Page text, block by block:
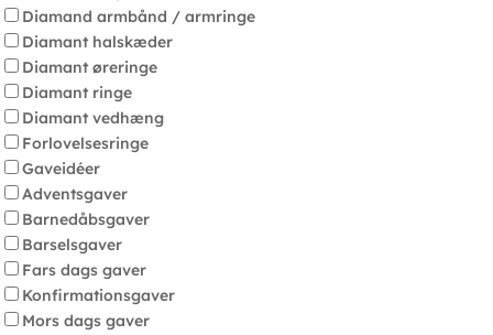
Diamand armbånd / armringe
Diamant halskæder
Diamant øreringe
Diamant ringe
Diamant vedhæng
Forlovelsesringe
Gaveidéer
Adventsgaver
Barnedåbsgaver
Barselsgaver
Fars dags gaver
Konfirmationsgaver
Mors dags gaver